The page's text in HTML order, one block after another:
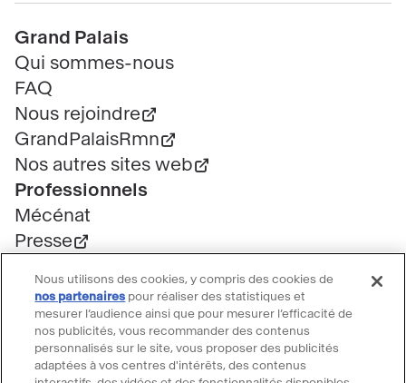
Pied
de
page
Grand Palais
Qui sommes-nous
FAQ
Nous rejoindre
GrandPalaisRmn
Nos autres sites web
Professionnels
Mécénat
Presse
Location d'espaces
Billetterie
Billetterie groupe
Service client
Nous utilisons des cookies, y compris des cookies de
nos partenaires pour réaliser des statistiques et
mesurer l’audience ainsi que pour mesurer l’efficacité de
nos publicités, vous recommander des contenus
personnalisés sur le site, vous proposer des publicités
adaptées à vos centres d'intérêts, des contenus